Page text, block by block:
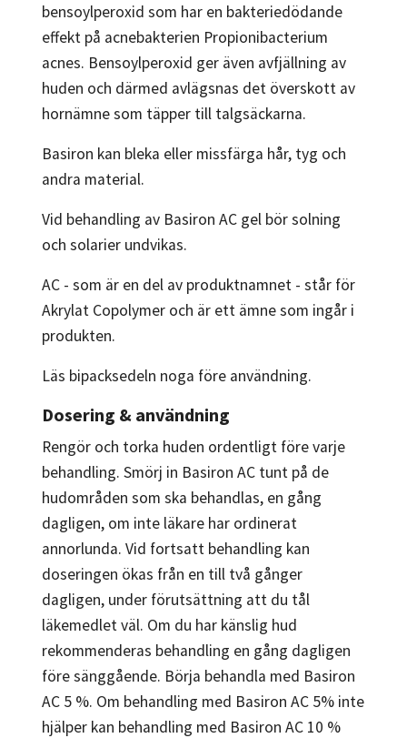
bensoylperoxid som har en bakteriedödande
effekt på acnebakterien Propionibacterium
acnes. Bensoylperoxid ger även avfjällning av
huden och därmed avlägsnas det överskott av
hornämne som täpper till talgsäckarna.
Basiron kan bleka eller missfärga hår, tyg och
andra material.
Vid behandling av Basiron AC gel bör solning
och solarier undvikas.
AC - som är en del av produktnamnet - står för
Akrylat Copolymer och är ett ämne som ingår i
produkten.
Läs bipacksedeln noga före användning.
Dosering & användning
Rengör och torka huden ordentligt före varje
behandling. Smörj in Basiron AC tunt på de
hudområden som ska behandlas, en gång
dagligen, om inte läkare har ordinerat
annorlunda. Vid fortsatt behandling kan
doseringen ökas från en till två gånger
dagligen, under förutsättning att du tål
läkemedlet väl. Om du har känslig hud
rekommenderas behandling en gång dagligen
före sänggående. Börja behandla med Basiron
AC 5 %. Om behandling med Basiron AC 5% inte
hjälper kan behandling med Basiron AC 10 %